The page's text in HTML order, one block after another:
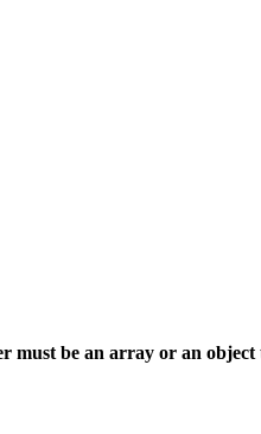
must be an array or an